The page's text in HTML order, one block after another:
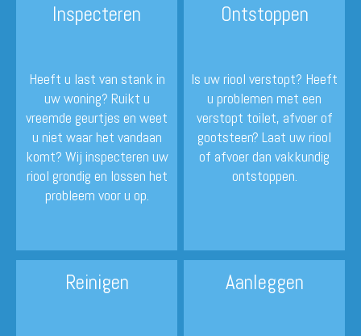
Inspecteren
Heeft u last van stank in
uw woning? Ruikt u
vreemde geurtjes en weet
u niet waar het vandaan
komt? Wij inspecteren uw
riool grondig en lossen het
probleem voor u op.
Ontstoppen
Is uw riool verstopt? Heeft
u problemen met een
verstopt toilet, afvoer of
gootsteen? Laat uw riool
of afvoer dan vakkundig
ontstoppen.
Reinigen Aanleggen